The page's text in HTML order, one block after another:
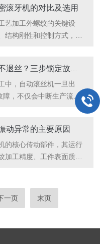
心目标。加工前需精准确
距、牙型、螺纹长度、公
需求一致，避免因参数偏
的核心指标。与普通滚牙
的精度优势显著，但并非
于设备结构、传动系统、
的关键。结合行业实际应
度可分为三个核心级别，
需求。基础精密级别主要
滚牙机的对比及选用
艺加工外螺纹的关键设
结构刚性和控制方式，可
，对提升螺纹品质、控制
普通滚牙机结构相对简
与手动调节方式，依靠固
压。其优势在于造价低、
紧固件加工，如普通螺
等。这类设备对毛坯尺寸
动较为敏感，长时间连续
中，自动滚丝机一旦出
障，不仅会中断生产流
轮或工件报废。这一现象
步诊断法，能帮助操作者
设备运转。一、电气信号
”是否灵敏自动滚丝机的
若到位不退丝，首先应检
动异常的主要原因
的核心传动部件，其运行
加工精度、工件表面质量
引发连锁故障。结合设备
不当四大方面。机械部件
的高频因素。主轴轴承长
一页 末页